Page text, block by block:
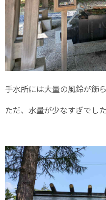
手水所には大量の風鈴が飾
ただ、水量が少なすぎでした